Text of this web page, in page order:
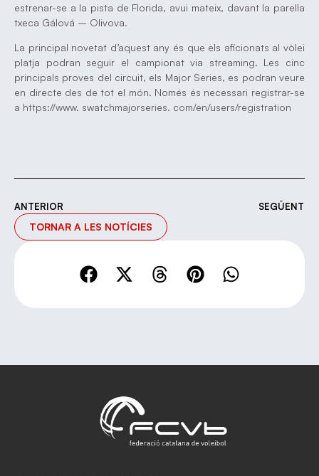
estrenar-se a la pista de Florida, avui mateix, davant la parella
txeca Gálová – Olivova.
La principal novetat d’aquest any és que els aficionats al vòlei
platja podran seguir el campionat via streaming. Les cinc
principals proves del circuit, els Major Series, es podran veure
en directe des de tot el món. Només és necessari registrar-se
a https://www. swatchmajorseries. com/en/users/registration
ANTERIOR SEGÜENT
TORNAR A LES NOTÍCIES